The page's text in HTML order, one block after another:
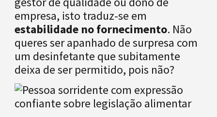
empresa, isto traduz-se em
estabilidade no fornecimento. Não
queres ser apanhado de surpresa com
um desinfetante que subitamente
deixa de ser permitido, pois não?